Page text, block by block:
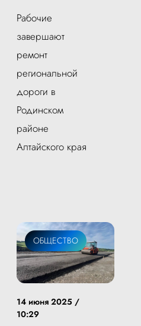
Рабочие
завершают
ремонт
региональной
дороги в
Родинском
районе
Алтайского края
ОБЩЕСТВО
14 июня 2025 /
10:29